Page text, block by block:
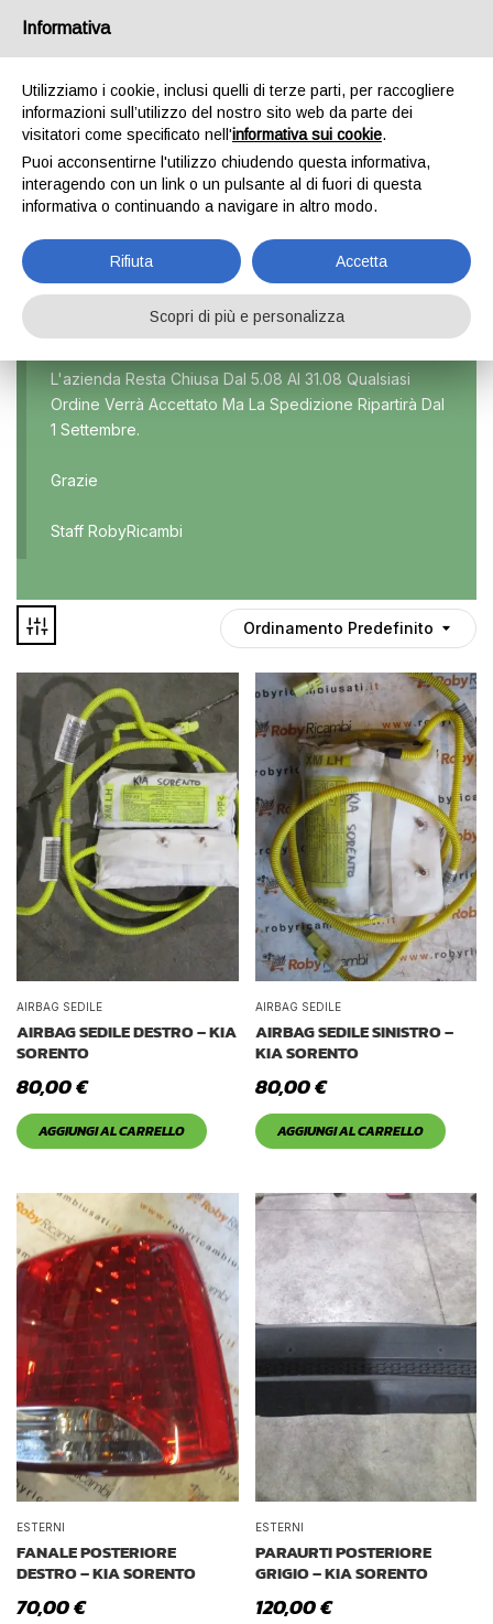
SORENTO 2 SERIE
Home Prodotto Modello Sorento 2 serie
Marca
Modello
Auto usate
Culla
Interni
Maniglie
Noleggio
Parti meccaniche
Ponte
Deghiacciante
Disponibile
In offerta
L'azienda Resta Chiusa Dal 5.08 Al 31.08 Qualsiasi
Ordine Verrà Accettato Ma La Spedizione Ripartirà Dal
1 Settembre.
Grazie
Staff RobyRicambi
Ordinamento Predefinito
AIRBAG SEDILE
AIRBAG SEDILE DESTRO – KIA
SORENTO
80,00€
AGGIUNGI AL CARRELLO
AIRBAG SEDILE
AIRBAG SEDILE SINISTRO –
KIA SORENTO
80,00€
AGGIUNGI AL CARRELLO
ESTERNI
FANALE POSTERIORE
DESTRO – KIA SORENTO
70,00€
ESTERNI
PARAURTI POSTERIORE
GRIGIO – KIA SORENTO
120,00€
Informativa
Utilizziamo i cookie, inclusi quelli di terze parti, per raccogliere
informazioni sull’utilizzo del nostro sito web da parte dei
visitatori come specificato nell'informativa sui cookie.
Puoi acconsentirne l'utilizzo chiudendo questa informativa,
interagendo con un link o un pulsante al di fuori di questa
informativa o continuando a navigare in altro modo.
Rifiuta Accetta
Scopri di più e personalizza